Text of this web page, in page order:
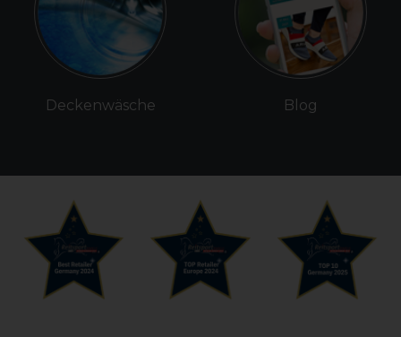
Deckenwäsche Blog